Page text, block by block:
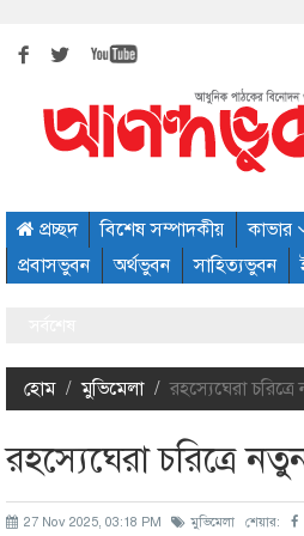
প্রচ্ছদ বিশেষ সম্পাদকীয় কাভার
প্রবাসভুবন
অর্থভুবন সাহিত্যভুবন
হোম মুভিমেলা রহস্যেঘেরা
রহস্যেঘেরা চরিত্রে
27 Nov 2025, 03:18 PM মুভিমেলা শেয়ার: